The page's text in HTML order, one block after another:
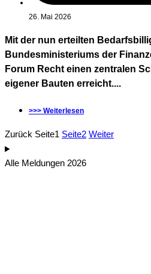
26. Mai 2026
Mit der nun erteilten
Bundesministeriums der
Forum Recht einen zentralen
eigener Bauten erreicht....
>>> Weiterlesen
Zurück Seite1 Seite2 Weiter
Alle Meldungen 2026